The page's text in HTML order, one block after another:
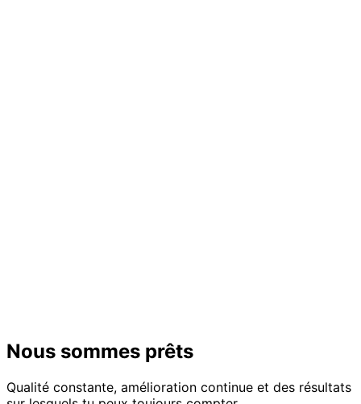
Nous sommes prêts
Qualité constante, amélioration continue et des résultats